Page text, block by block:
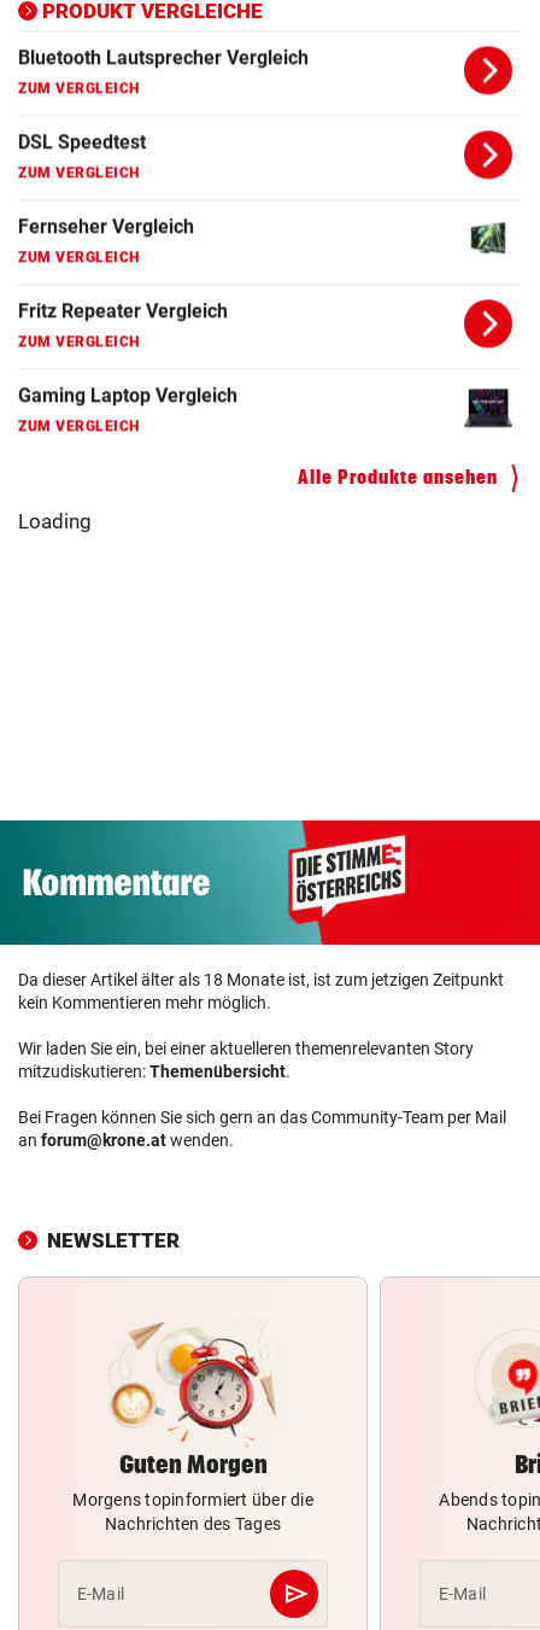
PRODUKT VERGLEICHE
DSL Speedtest
ZUM VERGLEICH
Fernseher Vergleich
ZUM VERGLEICH
Fritz Repeater Vergleich
ZUM VERGLEICH
Gaming Laptop Vergleich
ZUM VERGLEICH
Grafikkarten Vergleich
ZUM VERGLEICH
Alle Produkte ansehen
Da dieser Artikel älter als 18 Monate ist, ist zum jetzigen Zeitpunkt
kein Kommentieren mehr möglich.
Wir laden Sie ein, bei einer aktuelleren themenrelevanten Story
mitzudiskutieren:Themenübersicht.
Bei Fragen können Sie sich gern an das Community-Team per Mail
an forum@krone.atwenden.
NEWSLETTER
Guten Morgen
Morgens topinformiert über die
Nachrichten des Tages
E-Mail send
Abschicken
Abends
E-Mail